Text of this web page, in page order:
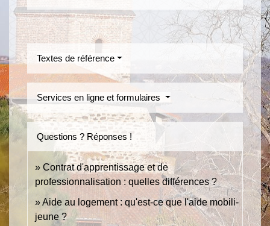
Textes de référence
Services en ligne et formulaires
Questions ? Réponses !
Contrat d'apprentissage et de
professionnalisation : quelles différences ?
Aide au logement : qu'est-ce que l'aide mobili-
jeune ?